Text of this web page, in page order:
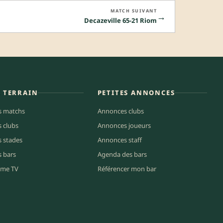
→
MATCH SUIVANT
Decazeville 65-21 Riom
TERRAIN
matchs
clubs
stades
bars
TV
PETITES ANNONCES
Annonces clubs
Annonces joueurs
Annonces staff
Agenda des bars
Référencer mon bar